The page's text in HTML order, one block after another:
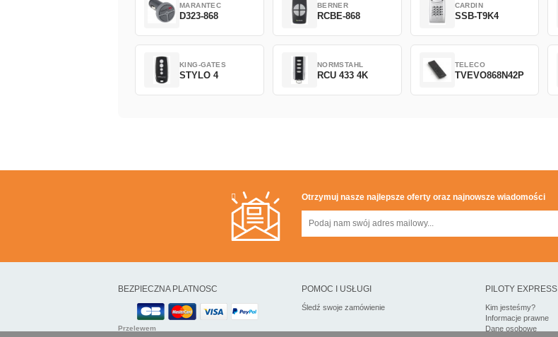
MARANTEC
D323-868
BERNER
RCBE-868
CARDIN
SSB-T9K4
KING-GATES
STYLO 4
NORMSTAHL
RCU 433 4K
TELECO
TVEVO868N42P
Otrzymuj nasze najlepsze oferty oraz najnowsze wiadomości
BEZPIECZNA PLATNOSC
Przelewem
POMOC I USŁUGI
Śledź swoje zamówienie
PILOTY EXPRESS
Kim jesteśmy?
Informacje prawne
Dane osobowe